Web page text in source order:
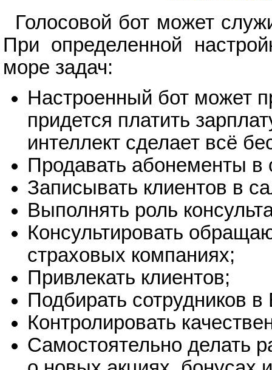
Голосовой бот может
При определенной
море задач:
Настроенный бот может
придется платить
интеллект сделает всё
Продавать абонементы в
Записывать клиентов в
Выполнять роль
Консультировать
страховых компаниях;
Привлекать клиентов;
Подбирать сотрудников
Контролировать
Самостоятельно делать